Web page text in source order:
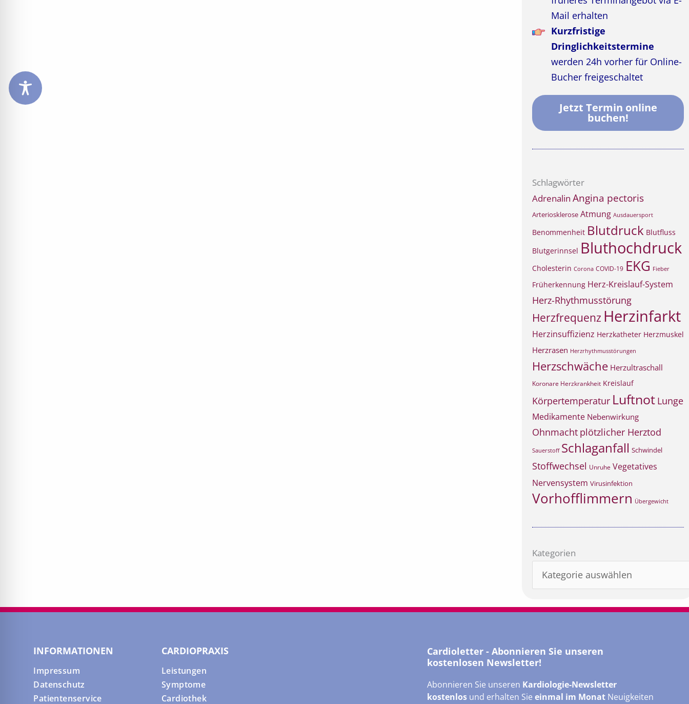
Mail erhalten
Kurzfristige
Dringlichkeitstermine
werden 24h vorher für Online-
Bucher freigeschaltet
Jetzt Termin online
buchen!
Schlagwörter
Adrenalin Angina pectoris
Arteriosklerose Atmung Ausdauersport
Benommenheit Blutdruck Blutfluss
Blutgerinnsel Bluthochdruck
Cholesterin Corona COVID-19 EKG Fieber
Früherkennung Herz-Kreislauf-System
Herz-Rhythmusstörung
Herzfrequenz Herzinfarkt
Herzinsuffizienz Herzkatheter Herzmuskel
Herzrasen Herzrhythmusstörungen
Herzschwäche Herzultraschall
Koronare Herzkrankheit Kreislauf
Körpertemperatur Luftnot Lunge
Medikamente Nebenwirkung
Ohnmacht plötzlicher Herztod
Sauerstoff Schlaganfall Schwindel
Stoffwechsel Unruhe Vegetatives
Nervensystem Virusinfektion
Vorhofflimmern Übergewicht
Kategorien
Kategorien
INFORMATIONEN
Impressum
Datenschutz
Patientenservice
CARDIOPRAXIS
Leistungen
Symptome
Cardiothek
Cardioletter - Abonnieren Sie unseren
kostenlosen Newsletter!
Abonnieren Sie unseren Kardiologie-Newsletter
kostenlos und erhalten Sieeinmal im Monat Neuigkeiten